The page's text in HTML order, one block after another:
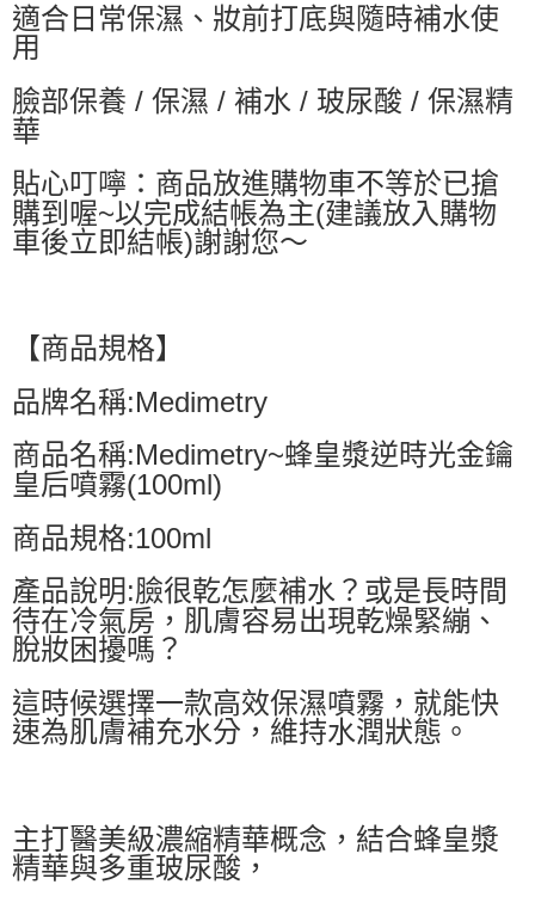
付款後7-11取貨
每筆NT$60，滿NT$599(含以上)免運費
宅配
每筆NT$80，滿NT$799(含以上)免運費
國家/地區配送0330 查看運費
適合日常保濕、妝前打底與隨時補水使
用
臉部保養 / 保濕 / 補水 / 玻尿酸 / 保濕精
華
貼心叮嚀：商品放進購物車不等於已搶
購到喔~以完成結帳為主(建議放入購物
車後立即結帳)謝謝您～
【商品規格】
品牌名稱:Medimetry
商品名稱:Medimetry~蜂皇漿逆時光金鑰
皇后噴霧(100ml)
商品規格:100ml
產品說明:臉很乾怎麼補水？或是長時間
待在冷氣房，肌膚容易出現乾燥緊繃、
脫妝困擾嗎？
這時候選擇一款高效保濕噴霧，就能快
速為肌膚補充水分，維持水潤狀態。
主打醫美級濃縮精華概念，結合蜂皇漿
精華與多重玻尿酸，